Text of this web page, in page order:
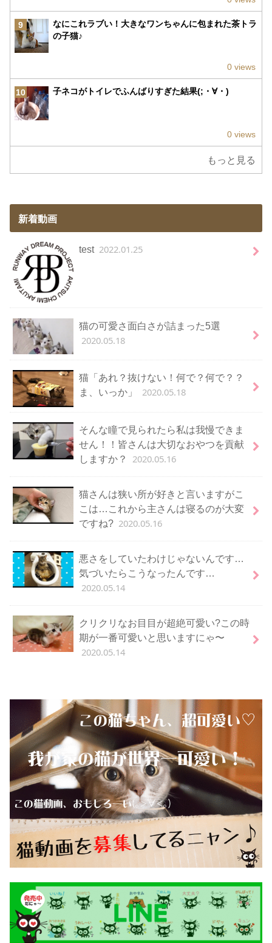
9
なにこれラブい！大きなワンちゃんに包まれた茶トラ
の子猫♪
0 views
10 子ネコがトイレでふんばりすぎた結果(;・∀・)
0 views
もっと見る
新着動画
test 2022.01.25
猫の可愛さ面白さが詰まった5選
2020.05.18
猫「あれ？抜けない！何で？何で？？
ま、いっか」
2020.05.18
そんな瞳で見られたら私は我慢できま
せん！！皆さんは大切なおやつを貢献
しますか？
2020.05.16
猫さんは狭い所が好きと言いますがこ
こは…これから主さんは寝るのが大変
ですね? 2020.05.16
悪さをしていたわけじゃないんです…
気づいたらこうなったんです…
2020.05.14
クリクリなお目目が超絶可愛い?この時
期が一番可愛いと思いますにゃ〜
2020.05.14